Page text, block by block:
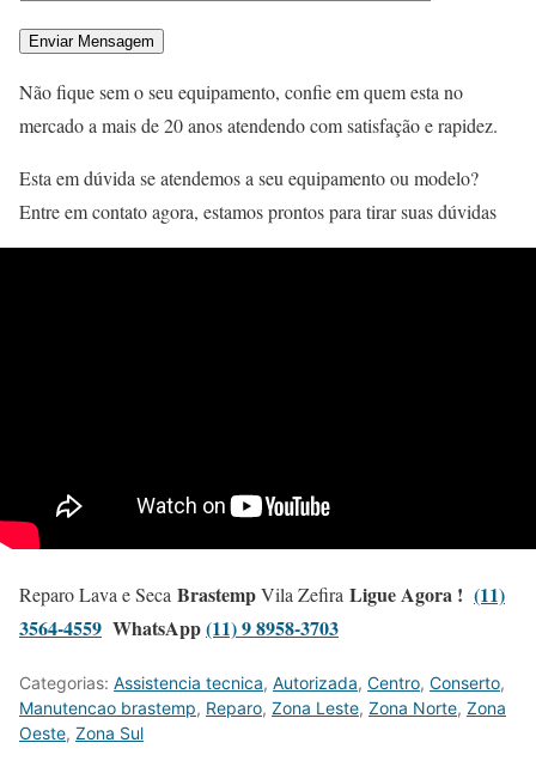
Não fique sem o seu equipamento, confie em quem esta no
mercado a mais de 20 anos atendendo com satisfação e rapidez.
Esta em dúvida se atendemos a seu equipamento ou modelo?
Entre em contato agora, estamos prontos para tirar suas dúvidas
Reparo Lava e Seca BrastempVila Zefira Ligue Agora ! (11)
3564-4559 WhatsApp(11) 9 8958-3703
Categorias: Assistencia tecnica, Autorizada, Centro, Conserto,
Manutencao brastemp, Reparo, Zona Leste, Zona Norte, Zona
Oeste, Zona Sul